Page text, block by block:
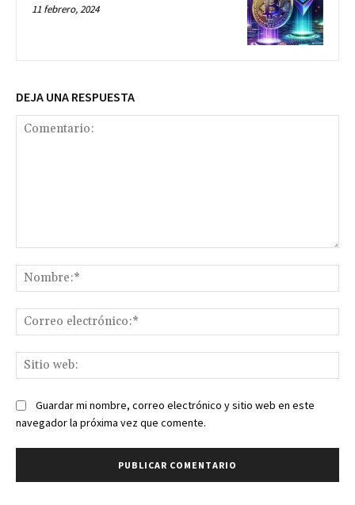
11 febrero, 2024
DEJA UNA RESPUESTA
Guardar mi nombre, correo electrónico y sitio web en este
navegador la próxima vez que comente.